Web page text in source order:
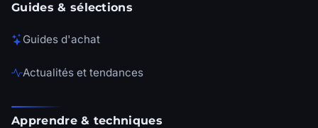
Guides & sélections
Guides d'achat
Actualités et tendances
Apprendre & techniques